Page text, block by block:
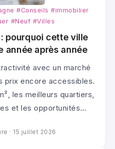
#Conseils #immobilier
#Neuf #Villes
pourquoi cette ville
année après année
avec un marché
prix encore accessibles.
les meilleurs quartiers,
et les opportunités…
· 15 juillet 2026